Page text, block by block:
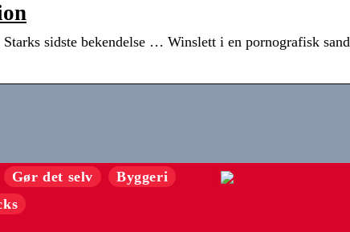
sidste bekendelse … Winslett i en pornografisk
Gør det selv
Byggeri